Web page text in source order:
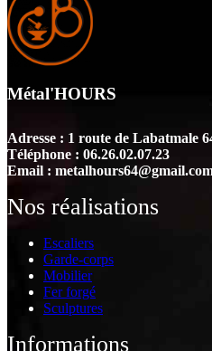
Métal'HOURS
Adresse : 1 route de Labatmale
Téléphone : 06.26.02.07.23
Email :
Nos réalisations
Escaliers
Garde-corps
Mobilier
Fer forgé
Sculptures
Informations